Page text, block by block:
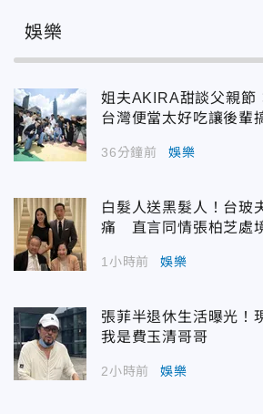
娛樂
姐夫AKIRA甜談父親
台灣便當太好吃讓後輩
36分鐘前 娛樂
白髮人送黑髮人！台玻
痛 直言同情張柏芝處
1小時前 娛樂
張菲半退休生活曝光！
我是費玉清哥哥
2小時前 娛樂